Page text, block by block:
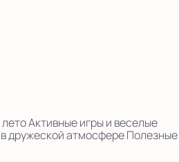
Активные игры и веселые
дружеской атмосфере Полезные